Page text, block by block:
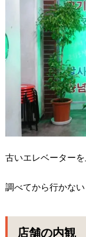
古いエレベーターを
調べてから行かな
店舗の内観